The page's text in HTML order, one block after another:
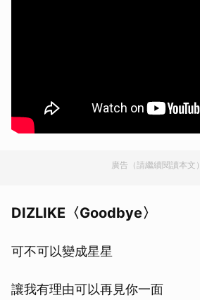
廣告（請繼續閱讀本文）
DIZLIKE〈Goodbye〉
可不可以變成星星
讓我有理由可以再見你一面